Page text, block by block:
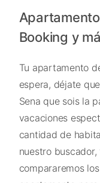
Booking y
Tu apartamento
espera, déjate
Sena que sois la
vacaciones
cantidad de
nuestro
compararemos